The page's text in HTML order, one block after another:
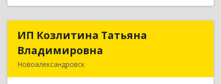
ИП Козлитина Татьяна
Владимировна
Новоалександровск
ИП Козлитина Татьяна